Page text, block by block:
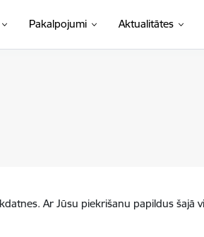
Pakalpojumi Aktualitātes
Ar Jūsu piekrišanu papildus